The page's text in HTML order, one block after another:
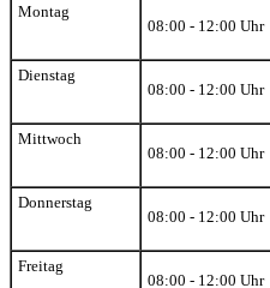
Montag
08:00 - 12:00 Uhr
Dienstag
08:00 - 12:00 Uhr
Mittwoch
08:00 - 12:00 Uhr
Donnerstag
08:00 - 12:00 Uhr
Freitag
08:00 - 12:00 Uhr